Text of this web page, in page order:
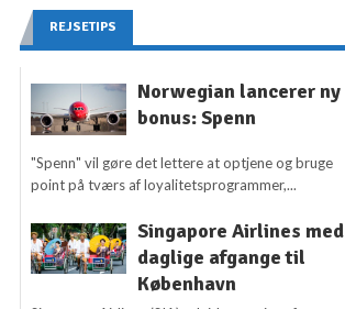
REJSETIPS
Norwegian lancerer ny
bonus: Spenn
"Spenn" vil gøre det lettere at optjene og bruge
point på tværs af loyalitetsprogrammer,...
Singapore Airlines med
daglige afgange til
København